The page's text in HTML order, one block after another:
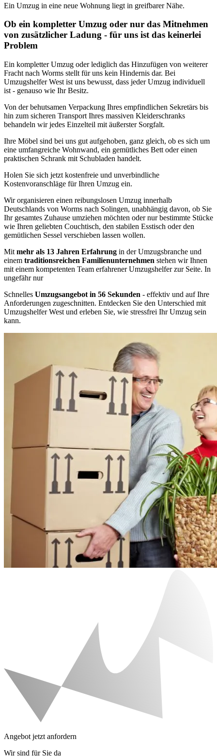
Ein Umzug in eine neue Wohnung liegt in greifbarer Nähe.
Ob ein kompletter Umzug oder nur das Mitnehmen
von zusätzlicher Ladung - für uns ist das keinerlei
Problem
Ein kompletter Umzug oder lediglich das Hinzufügen von weiterer
Fracht nach Worms stellt für uns kein Hindernis dar. Bei
Umzugshelfer West ist uns bewusst, dass jeder Umzug individuell
ist - genauso wie Ihr Besitz.
Von der behutsamen Verpackung Ihres empfindlichen Sekretärs bis
hin zum sicheren Transport Ihres massiven Kleiderschranks
behandeln wir jedes Einzelteil mit äußerster Sorgfalt.
Ihre Möbel sind bei uns gut aufgehoben, ganz gleich, ob es sich um
eine umfangreiche Wohnwand, ein gemütliches Bett oder einen
praktischen Schrank mit Schubladen handelt.
Holen Sie sich jetzt kostenfreie und unverbindliche
Kostenvoranschläge für Ihren Umzug ein.
Wir organisieren einen reibungslosen Umzug innerhalb
Deutschlands von Worms nach Solingen, unabhängig davon, ob Sie
Ihr gesamtes Zuhause umziehen möchten oder nur bestimmte Stücke
wie Ihren geliebten Couchtisch, den stabilen Esstisch oder den
gemütlichen Sessel verschieben lassen wollen.
Mit mehr als 13 Jahren Erfahrung in der Umzugsbranche und
einem traditionsreichen Familienunternehmen stehen wir Ihnen
mit einem kompetenten Team erfahrener Umzugshelfer zur Seite. In
ungefähr nur
Schnelles Umzugsangebot in 56 Sekunden - effektiv und auf Ihre
Anforderungen zugeschnitten. Entdecken Sie den Unterschied mit
Umzugshelfer West und erleben Sie, wie stressfrei Ihr Umzug sein
kann.
Angebot jetzt anfordern
Wir sind für Sie da